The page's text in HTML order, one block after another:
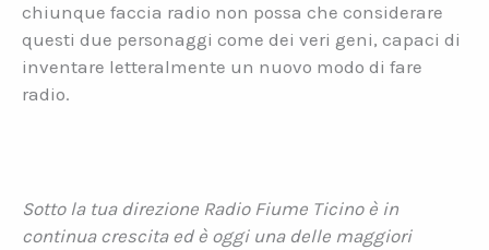
chiunque faccia radio non possa che considerare
questi due personaggi come dei veri geni, capaci di
inventare letteralmente un nuovo modo di fare
radio.
Sotto la tua direzione Radio Fiume Ticino è in
continua crescita ed è oggi una delle maggiori